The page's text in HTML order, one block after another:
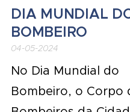
DIA MUNDIAL
BOMBEIRO
04-05-2024
No Dia Mundial do
Bombeiro, o Corpo